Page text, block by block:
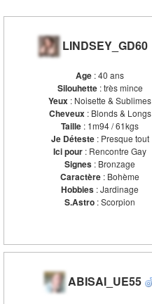
LINDSEY_GD60
Age : 40 ans
Silouhette: très mince
Yeux : Noisette & Sublimes
Cheveux : Blonds & Longs
Taille : 1m94 / 61kgs
Je Déteste: Presque tout
Ici pour : Rencontre Gay
Signes : Bronzage
Caractère : Bohème
Hobbies : Jardinage
S.Astro : Scorpion
ABISAI_UE55